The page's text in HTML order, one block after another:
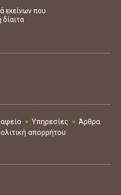
εκείνων που
Υπηρεσίες
Άρθρα
απορρήτου